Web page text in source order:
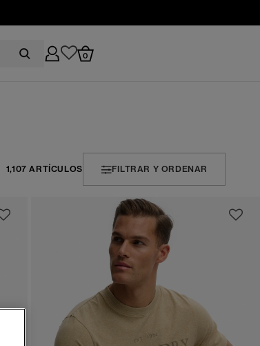
0
1,107 ARTÍCULOS FILTRAR Y ORDENAR